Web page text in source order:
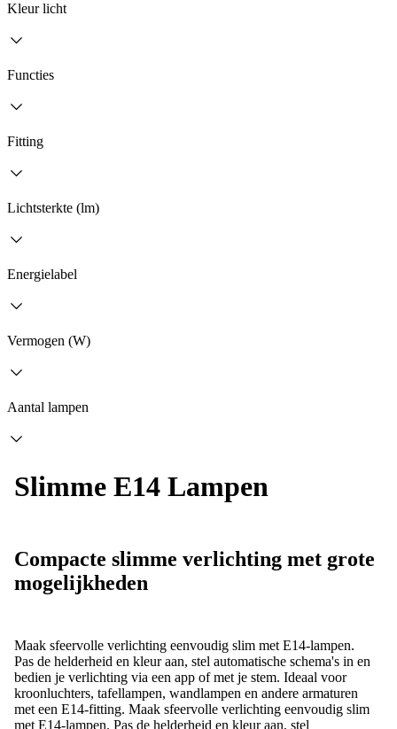
Kleur licht
Functies
Fitting
Lichtsterkte (lm)
Energielabel
Vermogen (W)
Aantal lampen
Slimme E14 Lampen
Compacte slimme verlichting met grote
mogelijkheden
Maak sfeervolle verlichting eenvoudig slim met E14-lampen.
Pas de helderheid en kleur aan, stel automatische schema's in en
bedien je verlichting via een app of met je stem. Ideaal voor
kroonluchters, tafellampen, wandlampen en andere armaturen
met een E14-fitting. Maak sfeervolle verlichting eenvoudig slim
met E14-lampen. Pas de helderheid en kleur aan, stel